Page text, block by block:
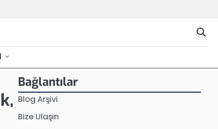
Bağlantılar
Blog Arşivi
Bize Ulaşın